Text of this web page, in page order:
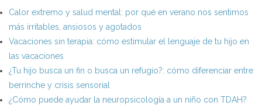
Calor extremo y salud mental: por qué en verano nos sentimos
más irritables, ansiosos y agotados
Vacaciones sin terapia: cómo estimular el lenguaje de tu hijo en
las vacaciones
¿Tu hijo busca un fin o busca un refugio?: cómo diferenciar entre
berrinche y crisis sensorial
¿Cómo puede ayudar la neuropsicología a un niño con TDAH?